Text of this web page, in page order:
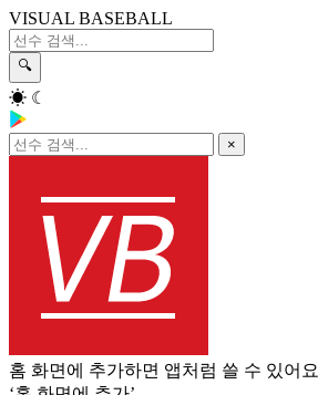
VISUAL BASEBALL
🔍
☀ ☾
×
홈 화면에 추가하면 앱처럼 쓸 수 있어요